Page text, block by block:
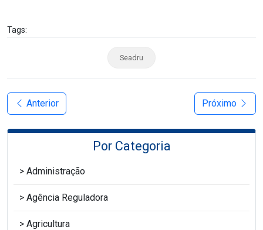
Tags:
Seadru
Anterior Próximo
Por Categoria
Administração
Agência Reguladora
Agricultura